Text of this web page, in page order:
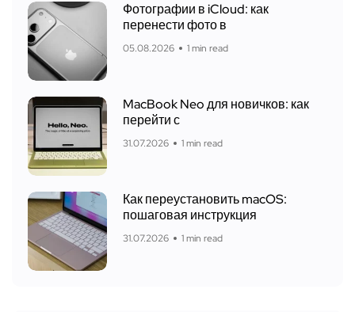
Фотографии в iCloud: как
перенести фото в
05.08.2026 1 min read
MacBook Neo для новичков: как
перейти с
31.07.2026 1 min read
Как переустановить macOS:
пошаговая инструкция
31.07.2026 1 min read